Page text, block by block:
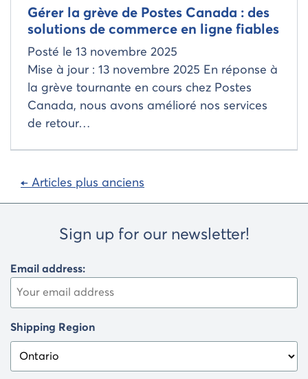
Gérer la grève de Postes Canada : des
solutions de commerce en ligne fiables
Posté le 13 novembre 2025
Mise à jour : 13 novembre 2025 En réponse à
la grève tournante en cours chez Postes
Canada, nous avons amélioré nos services
de retour…
Navigation
dans
articles
← Articles plus anciens
Sign up for our newsletter!
Email address:
Shipping Region